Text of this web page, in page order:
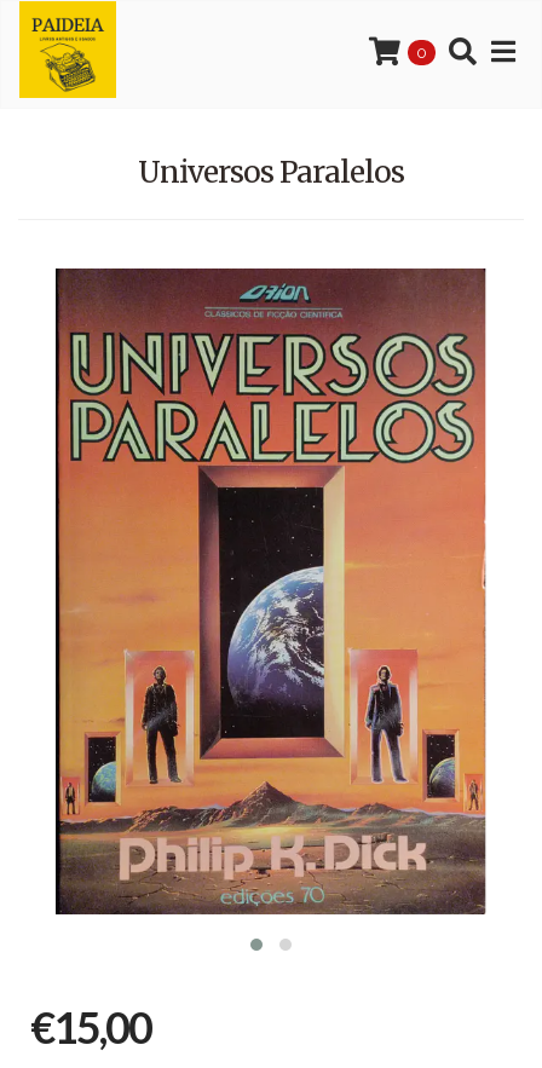
0
Universos Paralelos
€15,00